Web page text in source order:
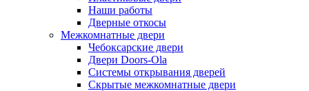
Наши работы
Дверные откосы
Межкомнатные двери
Чебоксарские двери
Двери Doors-Ola
Системы открывания дверей
Скрытые межкомнатные двери